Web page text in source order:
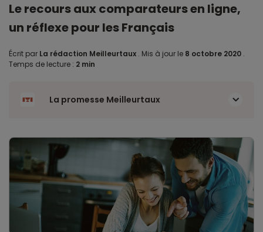
Le recours aux comparateurs en ligne,
un réflexe pour les Français
Écrit par La rédaction Meilleurtaux . Mis à jour le 8 octobre 2020 .
Temps de lecture : 2 min
La promesse Meilleurtaux